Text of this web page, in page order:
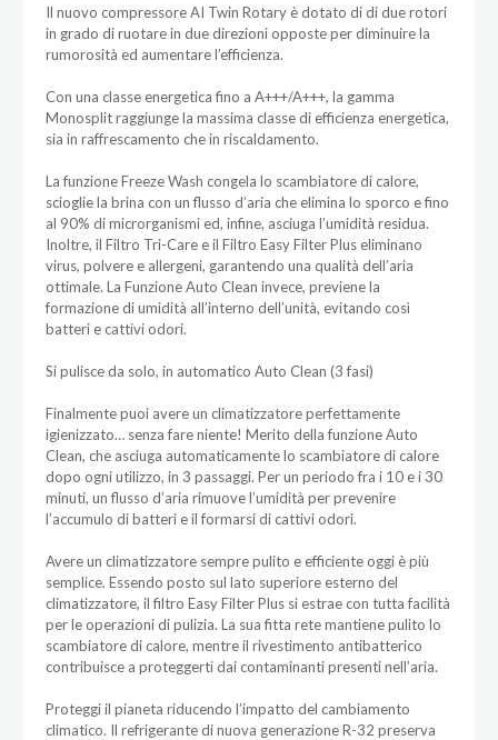
Il nuovo compressore AI Twin Rotary è dotato di di due rotori
in grado di ruotare in due direzioni opposte per diminuire la
rumorosità ed aumentare l’efficienza.
Con una classe energetica fino a A+++/A+++, la gamma
Monosplit raggiunge la massima classe di efficienza energetica,
sia in raffrescamento che in riscaldamento.
La funzione Freeze Wash congela lo scambiatore di calore,
scioglie la brina con un flusso d’aria che elimina lo sporco e fino
al 90% di microrganismi ed, infine, asciuga l’umidità residua.
Inoltre, il Filtro Tri-Care e il Filtro Easy Filter Plus eliminano
virus, polvere e allergeni, garantendo una qualità dell’aria
ottimale. La Funzione Auto Clean invece, previene la
formazione di umidità all’interno dell’unità, evitando così
batteri e cattivi odori.
Si pulisce da solo, in automatico Auto Clean (3 fasi)
Finalmente puoi avere un climatizzatore perfettamente
igienizzato… senza fare niente! Merito della funzione Auto
Clean, che asciuga automaticamente lo scambiatore di calore
dopo ogni utilizzo, in 3 passaggi. Per un periodo fra i 10 e i 30
minuti, un flusso d’aria rimuove l’umidità per prevenire
l’accumulo di batteri e il formarsi di cattivi odori.
Avere un climatizzatore sempre pulito e efficiente oggi è più
semplice. Essendo posto sul lato superiore esterno del
climatizzatore, il filtro Easy Filter Plus si estrae con tutta facilità
per le operazioni di pulizia. La sua fitta rete mantiene pulito lo
scambiatore di calore, mentre il rivestimento antibatterico
contribuisce a proteggerti dai contaminanti presenti nell’aria.
Proteggi il pianeta riducendo l’impatto del cambiamento
climatico. Il refrigerante di nuova generazione R-32 preserva